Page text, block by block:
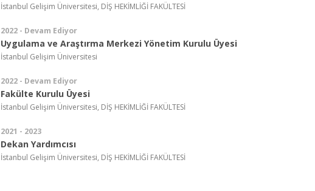
İstanbul Gelişim Üniversitesi, DİŞ HEKİMLİĞİ FAKÜLTESİ
2022 - Devam Ediyor
Uygulama ve Araştırma Merkezi Yönetim Kurulu Üyesi
İstanbul Gelişim Üniversitesi
2022 - Devam Ediyor
Fakülte Kurulu Üyesi
İstanbul Gelişim Üniversitesi, DİŞ HEKİMLİĞİ FAKÜLTESİ
2021 - 2023
Dekan Yardımcısı
İstanbul Gelişim Üniversitesi, DİŞ HEKİMLİĞİ FAKÜLTESİ